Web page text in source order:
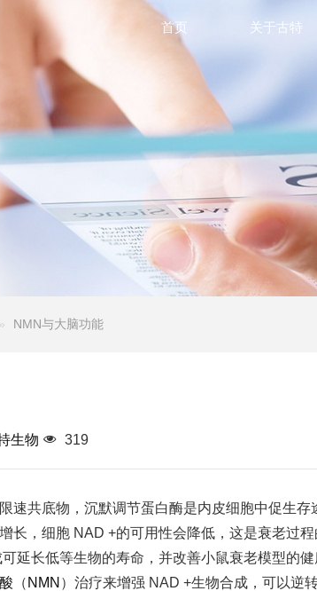
首页 关于古特
NMN与大脑功能
生物 319
速共底物，沉默调节蛋白酶是内皮细胞中促生
长，细胞 NAD +的可用性会降低，这是衰老过
延长低等生物的寿命，并改善小鼠衰老模型的
（ NMN ）治疗来增强 NAD +生物合成，可以逆